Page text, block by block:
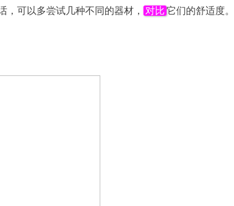
可以多尝试几种不同的器材， 对比 它们的舒适度。